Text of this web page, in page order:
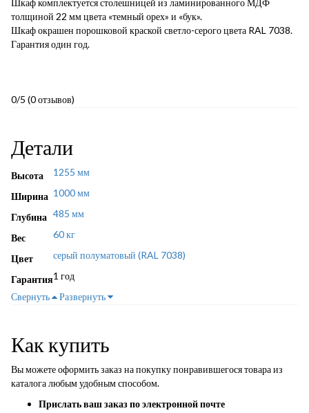
Шкаф комплектуется столешницей из ламинированного МДФ
толщиной 22 мм цвета «темный орех» и «бук».
Шкаф окрашен порошковой краской светло-серого цвета RAL 7038.
Гарантия один год.
0/5 (0 отзывов)
Детали
Высота 1255 мм
Ширина 1000 мм
Глубина 485 мм
Вес 60 кг
Цвет серый полуматовый (RAL 7038)
Гарантия1 год
Свернуть
Развернуть
Как купить
Вы можете оформить заказ на покупку понравившегося товара из
каталога любым удобным способом.
Прислать ваш заказ по электронной почте